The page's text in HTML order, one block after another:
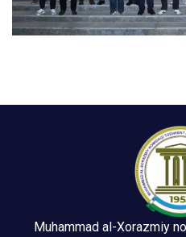
Muhammad al-Xorazmiy